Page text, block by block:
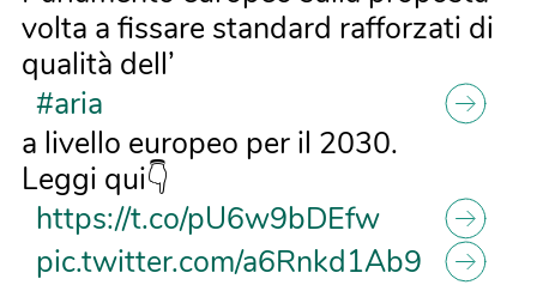
volta a fissare standard rafforzati di
qualità dell’
#aria
a livello europeo per il 2030.
Leggi qui👇
https://t.co/pU6w9bDEfw
pic.twitter.com/a6Rnkd1Ab9